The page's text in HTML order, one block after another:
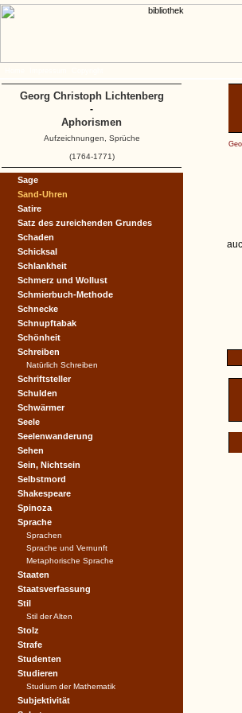
Sage
Sand-Uhren
Satire
Satz des zureichenden Grundes
Schaden
Schicksal
Schlankheit
Schmerz und Wollust
Schmierbuch-Methode
Schnecke
Schnupftabak
Schönheit
Schreiben
Natürlich Schreiben
Schriftsteller
Schulden
Schwärmer
Seele
Seelenwanderung
Sehen
Sein, Nichtsein
Selbstmord
Shakespeare
Spinoza
Sprache
Sprachen
Sprache und Vernunft
Metaphorische Sprache
Staaten
Staatsverfassung
Stil
Stil der Alten
Stolz
Strafe
Studenten
Studieren
Studium der Mathematik
Subjektivität
Georg Christoph Lichtenberg
-
Aphorismen
Aufzeichnungen, Sprüche
(1764-1771)